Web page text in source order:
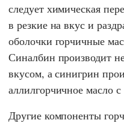
следует химическая
в резкие на вкус и
оболочки горчичные
Синалбин производит
вкусом, а синигрин
аллилгорчичное масло
Другие компоненты